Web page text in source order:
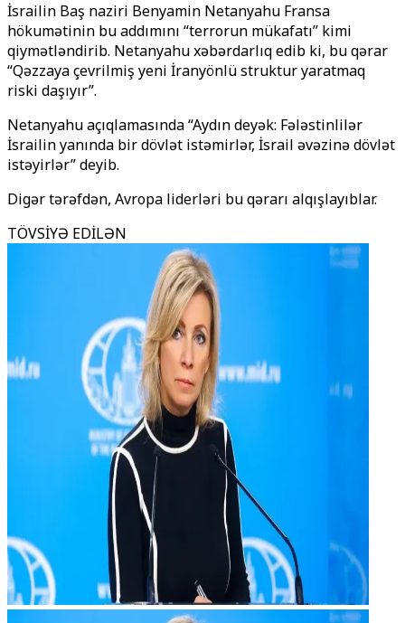
İsrailin Baş naziri Benyamin Netanyahu Fransa
hökumətinin bu addımını “terrorun mükafatı” kimi
qiymətləndirib. Netanyahu xəbərdarlıq edib ki, bu qərar
“Qəzzaya çevrilmiş yeni İranyönlü struktur yaratmaq
riski daşıyır”.
Netanyahu açıqlamasında “Aydın deyək: Fələstinlilər
İsrailin yanında bir dövlət istəmirlər, İsrail əvəzinə dövlət
istəyirlər” deyib.
Digər tərəfdən, Avropa liderləri bu qərarı alqışlayıblar.
TÖVSİYƏ EDİLƏN